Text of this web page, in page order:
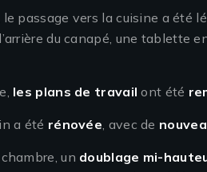
le passage vers la cuisine a été
du canapé, une tablette
les plans de travail ont été
a été rénovée, avec de
un doublage mi-